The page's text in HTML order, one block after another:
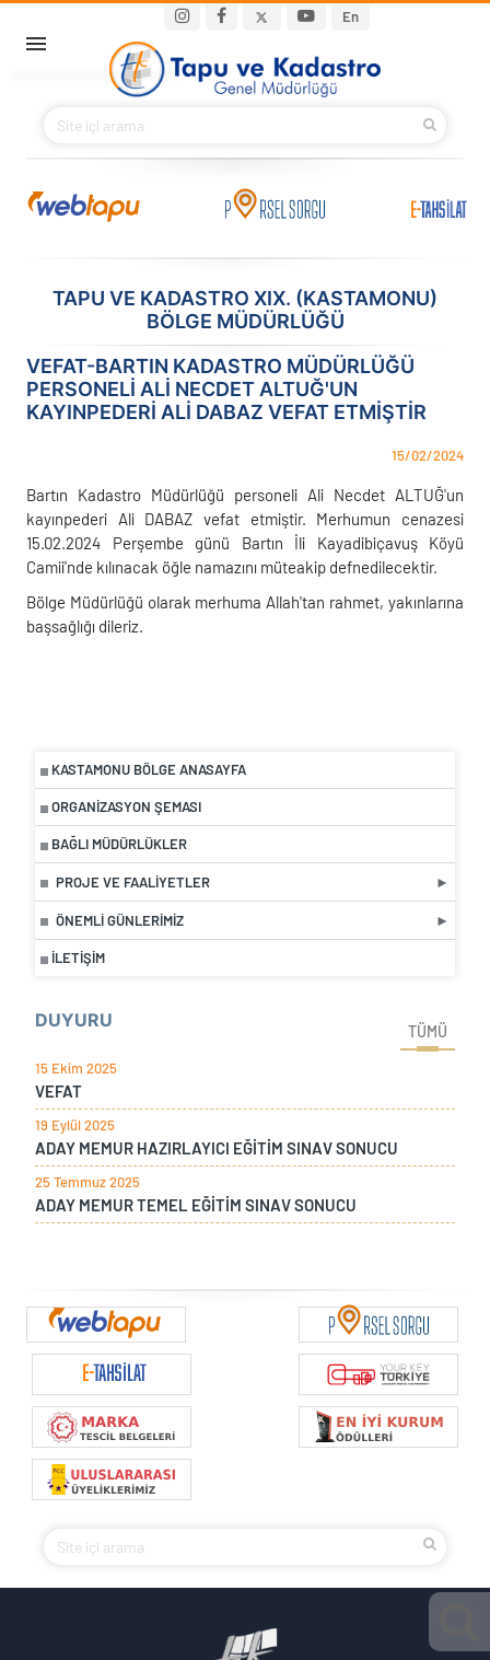
En
Main navigation
BAKANIMIZ
KURUMSAL
İLETIŞIM
TAPU VE KADASTRO XIX. (KASTAMONU)
BÖLGE MÜDÜRLÜĞÜ
KASTAMONU BÖLGE ANASAYFA
ORGANIZASYON ŞEMASI
BAĞLI MÜDÜRLÜKLER
PROJE VE FAALIYETLER
ÖNEMLI GÜNLERIMIZ
İLETIŞIM
DUYURU
TÜMÜ
15 Ekim 2025
VEFAT
19 Eylül 2025
ADAY MEMUR HAZIRLAYICI EĞİTİM SINAV SONUCU
25 Temmuz 2025
ADAY MEMUR TEMEL EĞİTİM SINAV SONUCU
VEFAT-BARTIN KADASTRO MÜDÜRLÜĞÜ
PERSONELI ALI NECDET ALTUĞ'UN
KAYINPEDERI ALI DABAZ VEFAT ETMIŞTIR
15/02/2024
Bartın Kadastro Müdürlüğü personeli Ali Necdet ALTUĞ'un
kayınpederi Ali DABAZ vefat etmiştir. Merhumun cenazesi
15.02.2024 Perşembe günü Bartın İli Kayadibiçavuş Köyü
Camii'nde kılınacak öğle namazını müteakip defnedilecektir.
Bölge Müdürlüğü olarak merhuma Allah'tan rahmet, yakınlarına
başsağlığı dileriz.